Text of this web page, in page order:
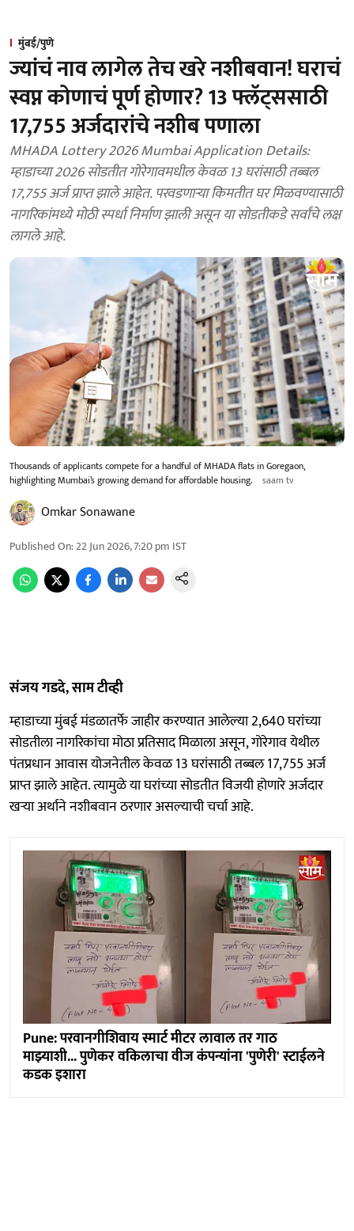
मुंबई/पुणे
ज्यांचं नाव लागेल तेच खरे नशीबवान! घराचं
स्वप्न कोणाचं पूर्ण होणार? 13 फ्लॅट्ससाठी
17,755 अर्जदारांचे नशीब पणाला
MHADA Lottery 2026 Mumbai Application Details:
म्हाडाच्या 2026 सोडतीत गोरेगावमधील केवळ 13 घरांसाठी तब्बल
17,755 अर्ज प्राप्त झाले आहेत. परवडणाऱ्या किमतीत घर मिळवण्यासाठी
नागरिकांमध्ये मोठी स्पर्धा निर्माण झाली असून या सोडतीकडे सर्वांचे लक्ष
लागले आहे.
Thousands of applicants compete for a handful of MHADA flats in Goregaon,
highlighting Mumbai’s growing demand for affordable housing.
saam tv
Omkar Sonawane
Published On:22 Jun 2026, 7:20 pm IST
संजय गडदे, साम टीव्ही
म्हाडाच्या मुंबई मंडळातर्फे जाहीर करण्यात आलेल्या 2,640 घरांच्या
सोडतीला नागरिकांचा मोठा प्रतिसाद मिळाला असून, गोरेगाव येथील
पंतप्रधान आवास योजनेतील केवळ 13 घरांसाठी तब्बल 17,755 अर्ज
प्राप्त झाले आहेत. त्यामुळे या घरांच्या सोडतीत विजयी होणारे अर्जदार
खऱ्या अर्थाने नशीबवान ठरणार असल्याची चर्चा आहे.
Pune: परवानगीशिवाय स्मार्ट मीटर लावाल तर गाठ
माझ्याशी... पुणेकर वकिलाचा वीज कंपन्यांना 'पुणेरी' स्टाईलने
कडक इशारा